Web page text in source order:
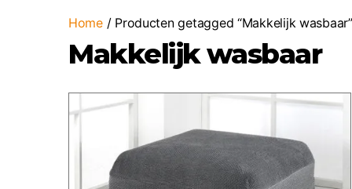
Home/ Producten getagged “Makkelijk wasbaar”
Makkelijk wasbaar
product
heeft
meerdere